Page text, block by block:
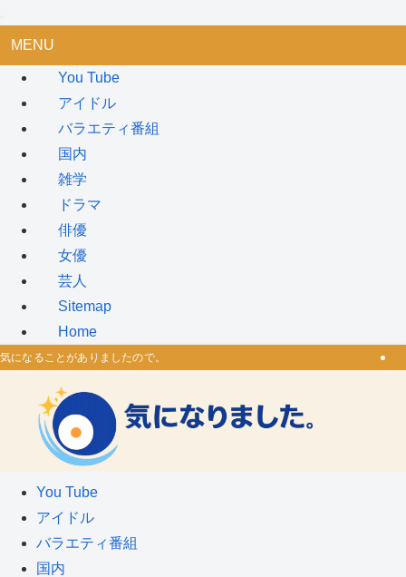
MENU
You Tube
アイドル
バラエティ番組
国内
雑学
ドラマ
俳優
女優
芸人
Sitemap
Home
気になることがありましたので。
You Tube
アイドル
バラエティ番組
国内